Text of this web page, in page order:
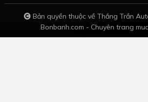
Bản quyền thuộc về Thắng Trần
Bonbanh.com - Chuyên trang